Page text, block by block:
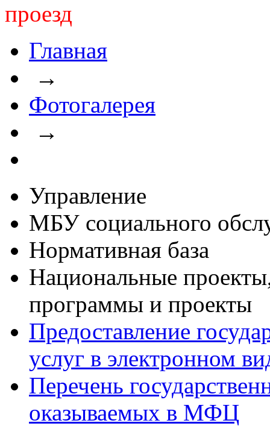
проезд
Главная
→
Фотогалерея
→
Управление
МБУ социального
Нормативная база
Национальные
программы и проекты
Предоставление
услуг в электронном
Перечень
оказываемых в МФЦ